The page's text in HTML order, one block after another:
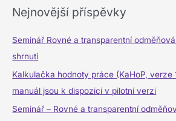
l
r
Nejnovější příspěvky
Seminář Rovné a transparentní
shrnutí
Kalkulačka hodnoty práce (KaHoP, verze
manuál jsou k dispozici v pilotní verzi
Seminář – Rovné a transparentní